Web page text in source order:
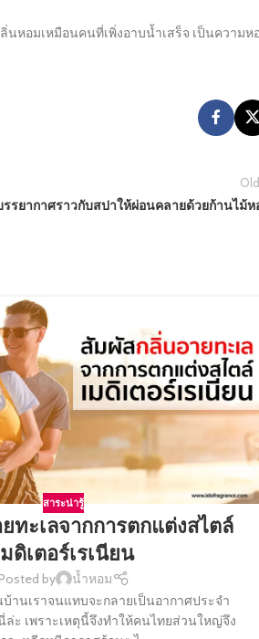
หอมเหมือนคนที่เพิ่งอาบน้ำเสร็จ เป็นความห
รรยากาศราวกับสปาให้ผ่อนคลายด้วยก้านไม้ห
สาระน่ารู้
ทะเลจากการตกแต่งสไตล์
มดิเตอร์เรเนียน
Posted by
น้ำหอม
านเราจนแทบจะกลายเป็นอากาศประจำ
ะ เพราะเหตุนี้จึงทำให้คนไทยส่วนใหญ่จึง